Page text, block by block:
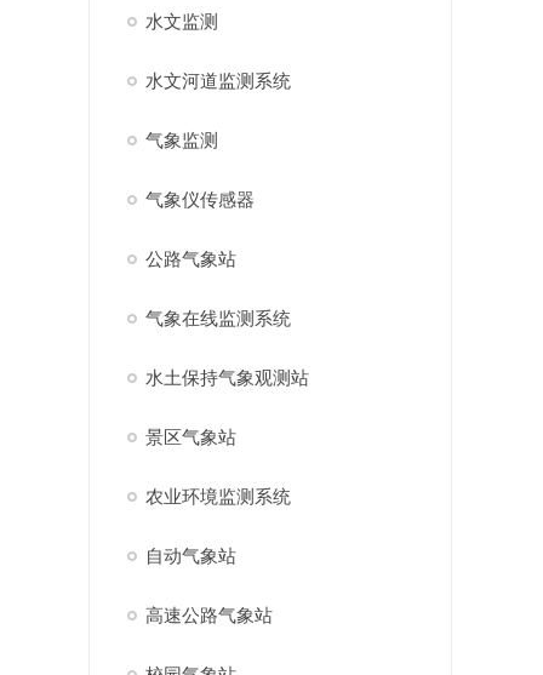
水文监测
水文河道监测系统
气象监测
气象仪传感器
公路气象站
气象在线监测系统
水土保持气象观测站
景区气象站
农业环境监测系统
自动气象站
高速公路气象站